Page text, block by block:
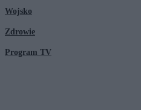
Wojsko
Zdrowie
Program TV